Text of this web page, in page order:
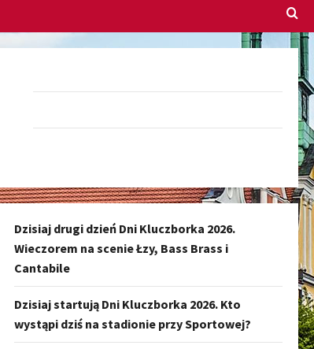
Dzisiaj drugi dzień Dni Kluczborka 2026.
Wieczorem na scenie Łzy, Bass Brass i
Cantabile
Dzisiaj startują Dni Kluczborka 2026. Kto
wystąpi dziś na stadionie przy Sportowej?